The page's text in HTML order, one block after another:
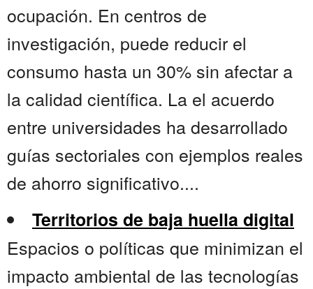
ocupación. En centros de
investigación, puede reducir el
consumo hasta un 30% sin afectar a
la calidad científica. La el acuerdo
entre universidades ha desarrollado
guías sectoriales con ejemplos reales
de ahorro significativo....
Territorios de baja huella digital
Espacios o políticas que minimizan el
impacto ambiental de las tecnologías